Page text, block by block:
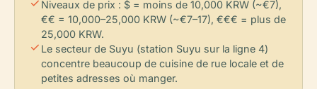
check Niveaux de prix : $ = moins de 10,000 KRW (~€7),
€€ = 10,000–25,000 KRW (~€7–17), €€€ = plus de
25,000 KRW.
check Le secteur de Suyu (station Suyu sur la ligne 4)
concentre beaucoup de cuisine de rue locale et de
petites adresses où manger.